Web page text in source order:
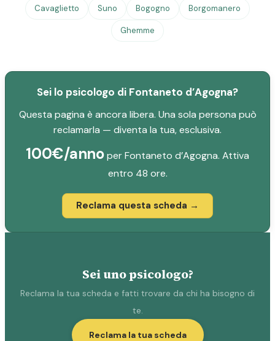
Cavaglietto Suno Bogogno Borgomanero
Ghemme
Sei lo psicologo di Fontaneto d’Agogna?
Questa pagina è ancora libera. Una sola persona può
reclamarla — diventa la tua, esclusiva.
100€/annoper Fontaneto d’Agogna. Attiva
entro 48 ore.
Reclama questa scheda →
Sei uno psicologo?
Reclama la tua scheda e fatti trovare da chi ha bisogno di
te.
Reclama la tua scheda